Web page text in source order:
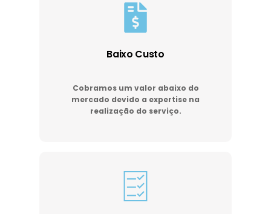
Baixo Custo
Cobramos um valor abaixo do
mercado devido a expertise na
realização do serviço.